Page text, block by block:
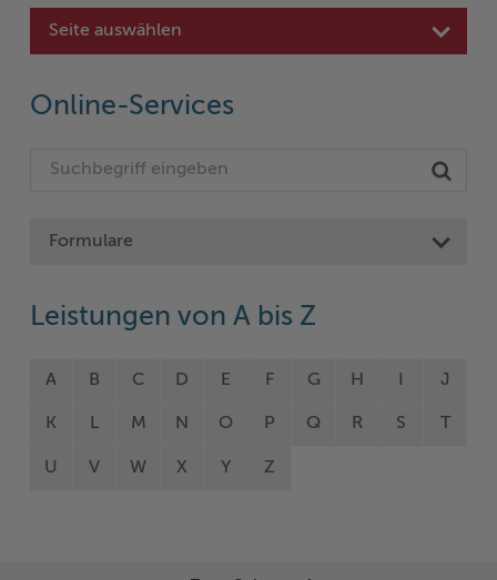
Seite auswählen
Online-Services
Formulare
Leistungen von A bis Z
A B C D E F G H J
K L M N O P Q R S T
U V W X Y Z